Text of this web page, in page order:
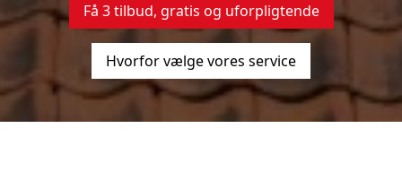
Få 3 tilbud, gratis og uforpligtende
Hvorfor vælge vores service